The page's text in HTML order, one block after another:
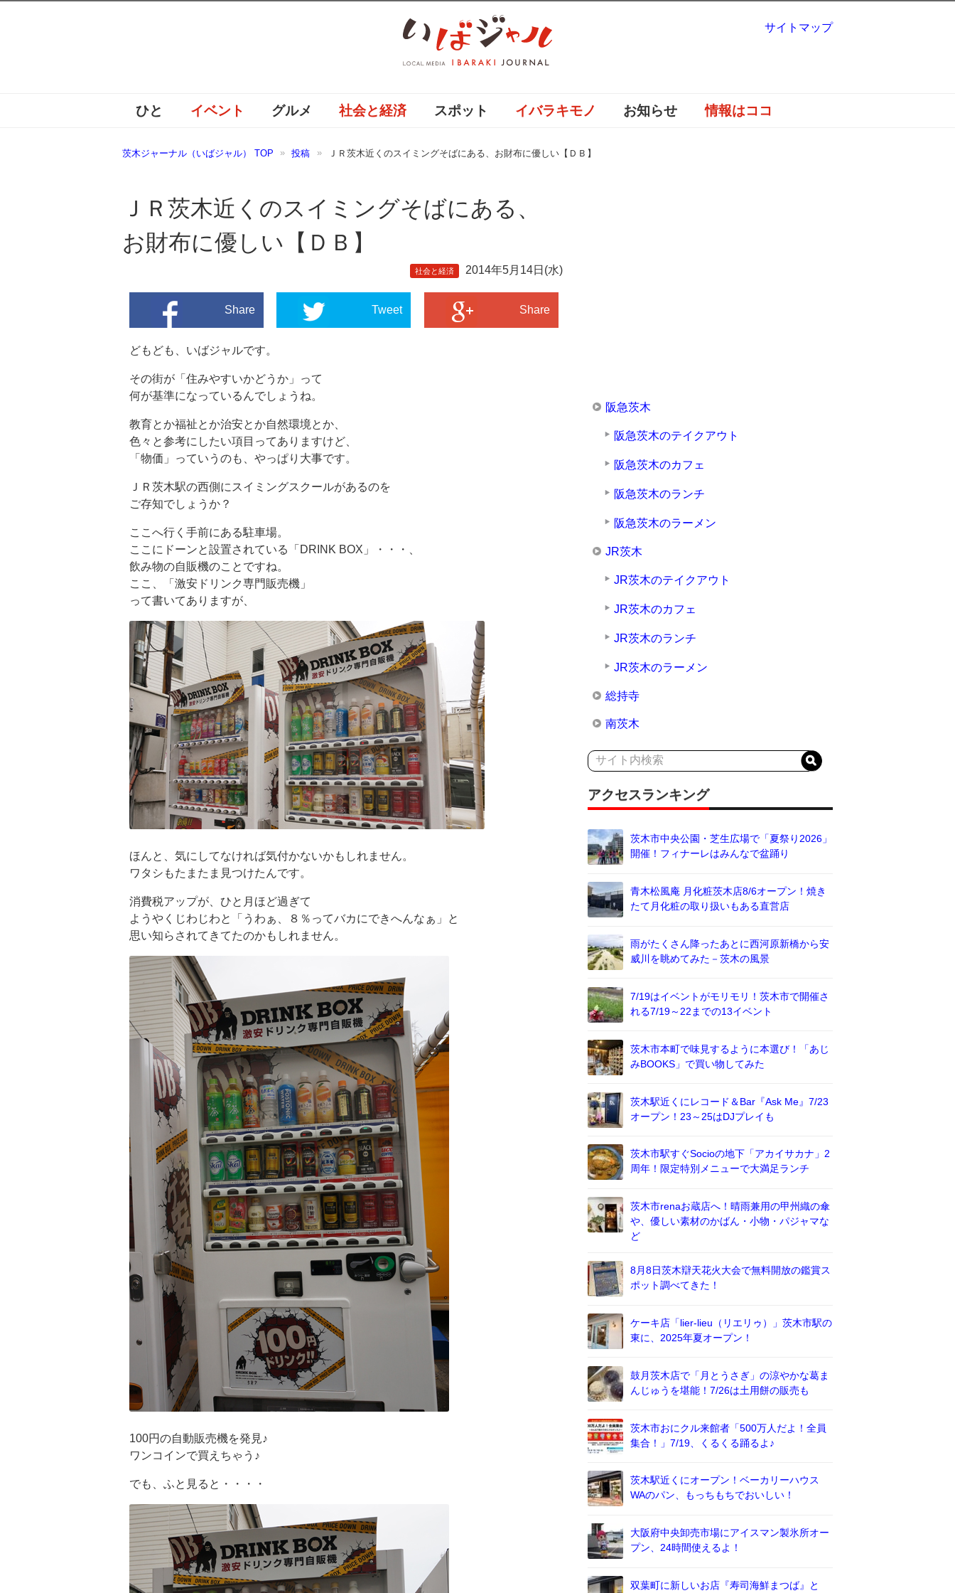
ひと イベント グルメ 社会と経済 スポット イバラキモノ お知らせ 情報はココ
茨木ジャーナル（いばジャル） TOP 投稿 ＪＲ茨木近くのスイミングそばにある、お財布に優しい【ＤＢ】
ＪＲ茨木近くのスイミングそばにある、
お財布に優しい【ＤＢ】
社会と経済 2014年5月14日(水)
Share Tweet Share
どもども、いばジャルです。
その街が「住みやすいかどうか」って
何が基準になっているんでしょうね。
教育とか福祉とか治安とか自然環境とか、
色々と参考にしたい項目ってありますけど、
「物価」っていうのも、やっぱり大事です。
ＪＲ茨木駅の西側にスイミングスクールがあるのを
ご存知でしょうか？
ここへ行く手前にある駐車場。
ここにドーンと設置されている「DRINK BOX」・・・、
飲み物の自販機のことですね。
ここ、「激安ドリンク専門販売機」
って書いてありますが、
ほんと、気にしてなければ気付かないかもしれません。
ワタシもたまたま見つけたんです。
消費税アップが、ひと月ほど過ぎて
ようやくじわじわと「うわぁ、８％ってバカにできへんなぁ」と
思い知らされてきてたのかもしれません。
100円の自動販売機を発見♪
ワンコインで買えちゃう♪
でも、ふと見ると・・・・
阪急茨木
阪急茨木のテイクアウト
阪急茨木のカフェ
阪急茨木のランチ
阪急茨木のラーメン
JR茨木
JR茨木のテイクアウト
JR茨木のカフェ
JR茨木のランチ
JR茨木のラーメン
総持寺
南茨木
アクセスランキング
茨木市中央公園・芝生広場で「夏祭り2026」
開催！フィナーレはみんなで盆踊り
青木松風庵 月化粧茨木店8/6オープン！焼き
たて月化粧の取り扱いもある直営店
雨がたくさん降ったあとに西河原新橋から安
威川を眺めてみた－茨木の風景
7/19はイベントがモリモリ！茨木市で開催さ
れる7/19～22までの13イベント
茨木市本町で味見するように本選び！「あじ
みBOOKS」で買い物してみた
茨木駅近くにレコード＆Bar『Ask Me』7/23
オープン！23～25はDJプレイも
茨木市駅すぐSocioの地下「アカイサカナ」2
周年！限定特別メニューで大満足ランチ
茨木市renaお蔵店へ！晴雨兼用の甲州織の傘
や、優しい素材のかばん・小物・パジャマな
ど
8月8日茨木辯天花火大会で無料開放の鑑賞ス
ポット調べてきた！
ケーキ店「lier-lieu（リエリゥ）」茨木市駅の
東に、2025年夏オープン！
鼓月茨木店で「月とうさぎ」の涼やかな葛ま
んじゅうを堪能！7/26は土用餅の販売も
茨木市おにクル来館者「500万人だよ！全員
集合！」7/19、くるくる踊るよ♪
茨木駅近くにオープン！ベーカリーハウス
WAのパン、もっちもちでおいしい！
大阪府中央卸売市場にアイスマン製氷所オー
プン、24時間使えるよ！
双葉町に新しいお店『寿司海鮮まつば』と
サイトマップ